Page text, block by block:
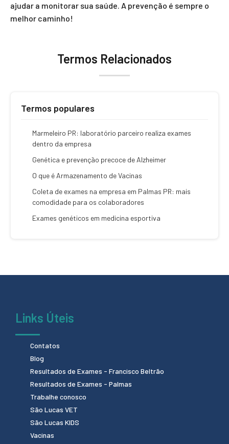
ajudar a monitorar sua saúde. A prevenção é sempre o
melhor caminho!
Termos Relacionados
Termos populares
Marmeleiro PR: laboratório parceiro realiza exames
dentro da empresa
Genética e prevenção precoce de Alzheimer
O que é Armazenamento de Vacinas
Coleta de exames na empresa em Palmas PR: mais
comodidade para os colaboradores
Exames genéticos em medicina esportiva
Links Úteis
Contatos
Blog
Resultados de Exames - Francisco Beltrão
Resultados de Exames - Palmas
Trabalhe conosco
São Lucas VET
São Lucas KIDS
Vacinas